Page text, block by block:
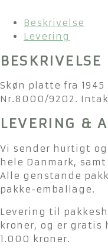
Beskrivelse
Levering
BESKRIVELSE
Skøn platte fra 1945
Nr.8000/9202.
LEVERING &
Vi sender hurtigt og
hele Danmark,
Alle genstande
pakke-emballage.
Levering til
kroner, og er gratis
1.000 kroner.